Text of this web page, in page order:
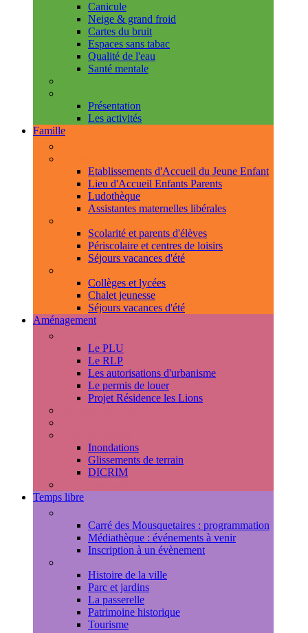
Canicule
Neige & grand froid
Cartes du bruit
Espaces sans tabac
Qualité de l'eau
Santé mentale
Présentation
Les activités
Famille
Etablissements d'Accueil du Jeune Enfant
Lieu d'Accueil Enfants Parents
Ludothèque
Assistantes maternelles libérales
Scolarité et parents d'élèves
Périscolaire et centres de loisirs
Séjours vacances d'été
Collèges et lycées
Chalet jeunesse
Séjours vacances d'été
Aménagement
Le PLU
Le RLP
Les autorisations d'urbanisme
Le permis de louer
Projet Résidence les Lions
Inondations
Glissements de terrain
DICRIM
Temps libre
Carré des Mousquetaires : programmation
Médiathèque : événements à venir
Inscription à un évènement
Histoire de la ville
Parc et jardins
La passerelle
Patrimoine historique
Tourisme